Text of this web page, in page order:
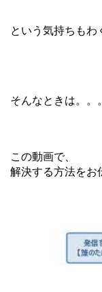
という気持ちもわ
そんなときは。。。
この動画で、
解決する方法をお